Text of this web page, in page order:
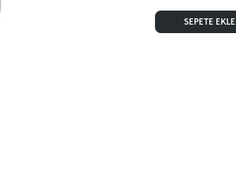
SEPETE EKLE